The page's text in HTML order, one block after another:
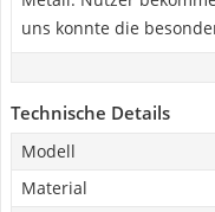
uns konnte die
Technische Details
Modell
Material